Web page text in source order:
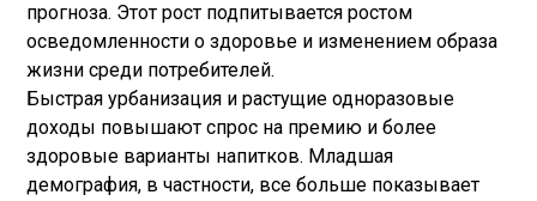
прогноза. Этот рост подпитывается ростом
осведомленности о здоровье и изменением образа
жизни среди потребителей.
Быстрая урбанизация и растущие одноразовые
доходы повышают спрос на премию и более
здоровые варианты напитков. Младшая
демография, в частности, все больше показывает